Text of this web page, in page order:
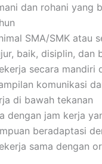
dan rohani yang
SMA/SMK atau
baik, disiplin, dan
secara mandiri
komunikasi
di bawah tekanan
dengan jam kerja
beradaptasi
sama dengan